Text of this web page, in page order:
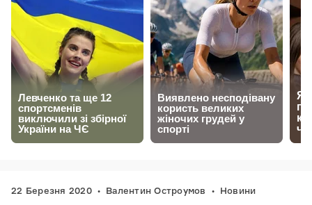
22 Березня 2020 Валентин Остроумов Новини